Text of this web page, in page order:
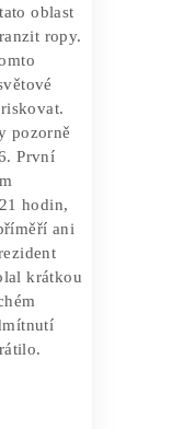
2026 na
posledních 24
zhruba 2 %
vymazal z
dolarů
až 77.000
během
Hlavním
prohlášení
potvrdila
toto